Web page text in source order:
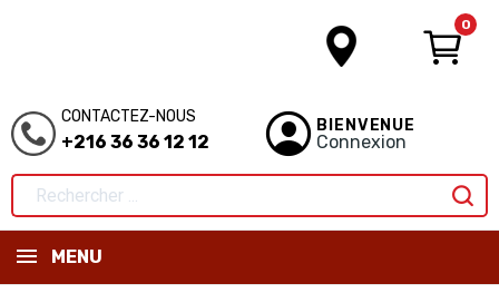
0
CONTACTEZ-NOUS
+216 36 36 12 12
BIENVENUE
Connexion
MENU